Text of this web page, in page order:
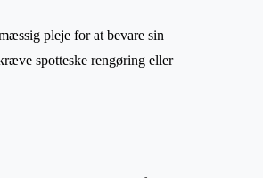
pleje for at bevare sin
spotteske rengøring eller